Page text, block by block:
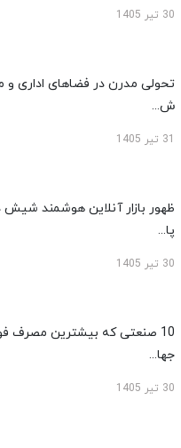
30 تیر 1405
تحولی مدرن در فضاهای اداری و
ش...
ظهور بازار آنلاین هوشمند شیش
پا...
30 تیر 1405
10 صنعتی که بیشترین مصرف
جها...
30 تیر 1405